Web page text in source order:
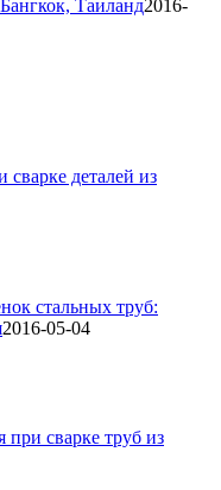
Таиланд2016-
деталей из
стальных труб:
2016-05-04
сварке труб из